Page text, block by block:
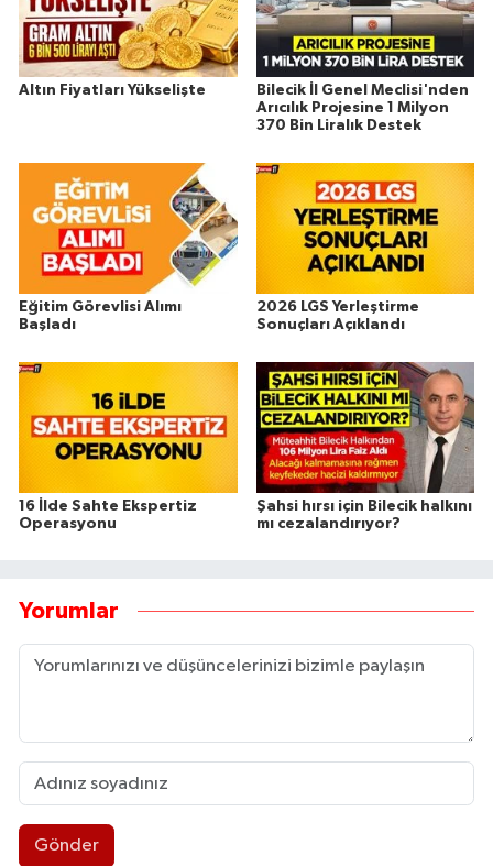
Altın Fiyatları Yükselişte
Bilecik İl Genel Meclisi'nden
Arıcılık Projesine 1 Milyon
370 Bin Liralık Destek
Eğitim Görevlisi Alımı
Başladı
2026 LGS Yerleştirme
Sonuçları Açıklandı
16 İlde Sahte Ekspertiz
Operasyonu
Şahsi hırsı için Bilecik halkını
mı cezalandırıyor?
Yorumlar
Gönder